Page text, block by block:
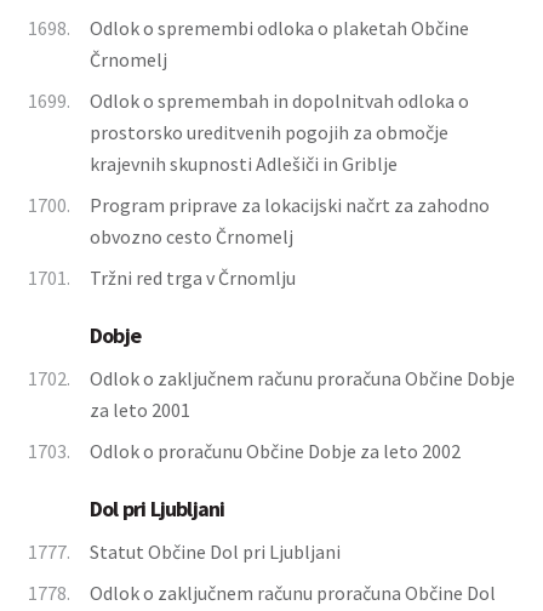
1698.
Odlok o spremembi odloka o plaketah Občine
Črnomelj
1699.
Odlok o spremembah in dopolnitvah odloka o
prostorsko ureditvenih pogojih za območje
krajevnih skupnosti Adlešiči in Griblje
1700.
Program priprave za lokacijski načrt za zahodno
obvozno cesto Črnomelj
1701.
Tržni red trga v Črnomlju
Dobje
1702.
Odlok o zaključnem računu proračuna Občine Dobje
za leto 2001
1703.
Odlok o proračunu Občine Dobje za leto 2002
Dol pri Ljubljani
1777.
Statut Občine Dol pri Ljubljani
1778.
Odlok o zaključnem računu proračuna Občine Dol